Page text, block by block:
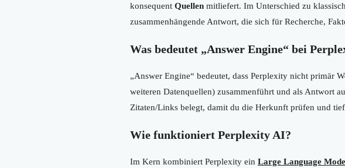
konsequent Quellen mitliefert. Im Unterschied zu
zusammenhängende Antwort, die sich für Recherche,
Was bedeutet „Answer Engine“ bei
„Answer Engine“ bedeutet, dass Perplexity nicht primär
weiteren Datenquellen) zusammenführt und als Antwort
Zitaten/Links belegt, damit du die Herkunft prüfen und
Wie funktioniert Perplexity AI?
Im Kern kombiniert Perplexity ein Large Language